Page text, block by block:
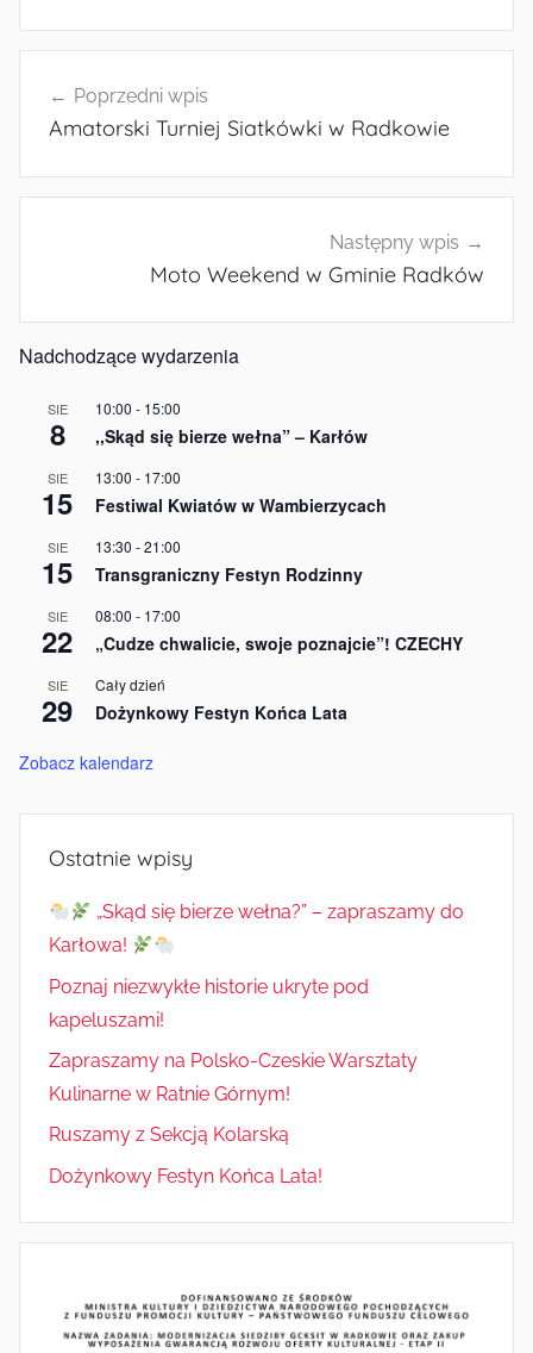
wpisuPoprzedni wpis
Amatorski Turniej Siatkówki w Radkowie
Następny wpis
Moto Weekend w Gminie Radków
Nadchodzące wydarzenia
SIE
8
10:00 - 15:00
,,Skąd się bierze wełna” – Karłów
SIE
15
13:00 - 17:00
Festiwal Kwiatów w Wambierzycach
SIE
15
13:30 -21:00
Transgraniczny Festyn Rodzinny
SIE
22
08:00 - 17:00
„Cudze chwalicie, swoje poznajcie”! CZECHY
SIE
29
Cały dzień
Dożynkowy Festyn Końca Lata
Zobacz kalendarz
Ostatnie wpisy
„Skąd się bierze wełna?” – zapraszamy do
Karłowa!
Poznaj niezwykłe historie ukryte pod
kapeluszami!
Zapraszamy na Polsko-Czeskie Warsztaty
Kulinarne w Ratnie Górnym!
Ruszamy z Sekcją Kolarską
Dożynkowy Festyn Końca Lata!